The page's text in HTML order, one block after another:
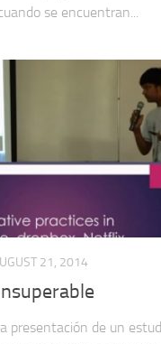
se encuentran...
21, 2014
presentación de un